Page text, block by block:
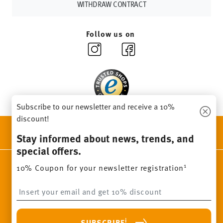
WITHDRAW CONTRACT
Follow us on
Beauty & functionality for your home
Homepage General terms and conditions
Privacy policy
The code can be entered directly during the order process. The
Subscribe to our newsletter and receive a 10%
discount!
Stay informed about news, trends, and
special offers.
10% Coupon for your newsletter registration1
i